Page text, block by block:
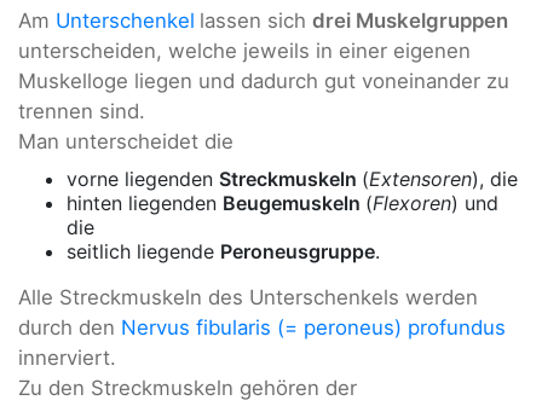
Am Unterschenkel lassen sich drei Muskelgruppen
unterscheiden, welche jeweils in einer eigenen
Muskelloge liegen und dadurch gut voneinander zu
trennen sind.
Man unterscheidet die
vorne liegenden Streckmuskeln (Extensoren), die
hinten liegenden Beugemuskeln (Flexoren) und
die
seitlich liegende Peroneusgruppe.
Alle Streckmuskeln des Unterschenkels werden
durch den Nervus fibularis (= peroneus) profundus
innerviert.
Zu den Streckmuskeln gehören der